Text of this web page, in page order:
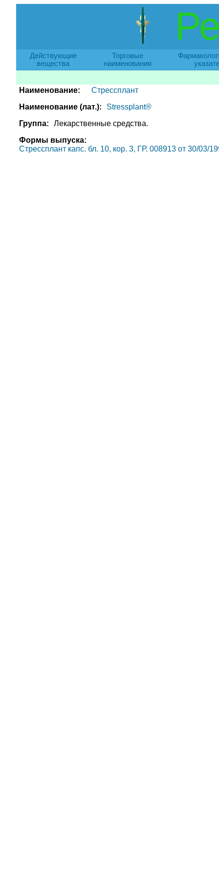
Действующие
вещества
Торговые
наименования
Наименование:
Стрессплант
Наименование (лат.):
Stressplant®
Группа:
Лекарственные средства.
Формы выпуска:
Стрессплант капс. бл. 10, кор. 3, ГР. 008913 от 30/